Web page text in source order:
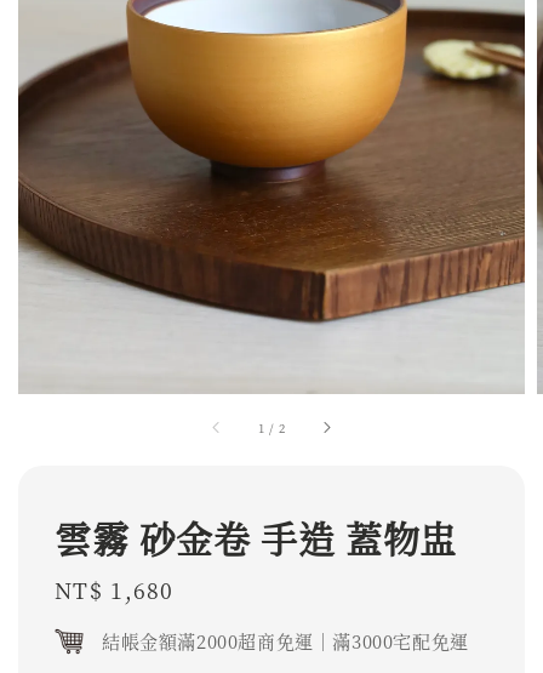
1 / 2
雲霧 砂金卷 手造 蓋物盅
Regular
price
NT$ 1,680
結帳金額滿2000超商免運｜滿3000宅配免運